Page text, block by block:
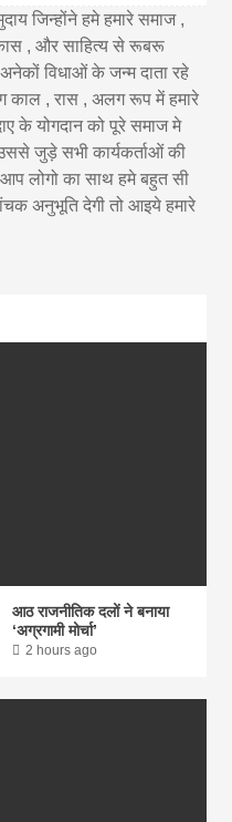
जिन्होंने हमे हमारे समाज ,
, और साहित्य से रूबरू
विधाओं के जन्म दाता रहे
काल , रास , अलग रूप में हमारे
के योगदान को पूरे समाज मे
जुड़े सभी कार्यकर्ताओं की
लोगो का साथ हमे बहुत सी
अनुभूति देगी तो आइये हमारे
आठ राजनीतिक दलों ने बनाया
‘अग्रगामी मोर्चा’
2 hours ago